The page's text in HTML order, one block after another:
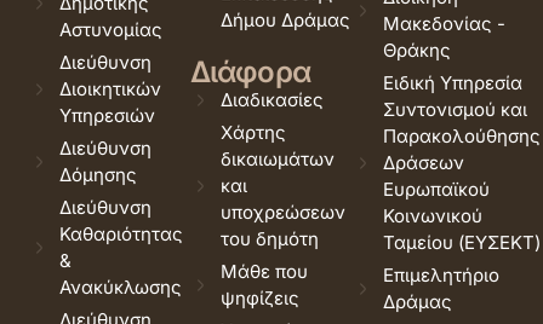
Αστυνομίας
Διεύθυνση
Διοικητικών
Υπηρεσιών
Διεύθυνση
Δόμησης
Διεύθυνση
Καθαριότητας
&
Ανακύκλωσης
Δήμου Δράμας
Διάφορα
Διαδικασίες
Χάρτης
δικαιωμάτων
και
υποχρεώσεων
του δημότη
Μάθε που
ψηφίζεις
Μακεδονίας -
Θράκης
Ειδική Υπηρεσία
Συντονισμού και
Παρακολούθησης
Δράσεων
Ευρωπαϊκού
Κοινωνικού
Ταμείου (ΕΥΣΕΚΤ)
Επιμελητήριο
Δράμας